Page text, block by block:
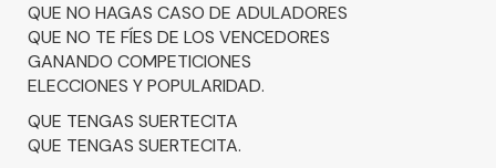
QUE NO HAGAS CASO DE ADULADORES
QUE NO TE FÍES DE LOS VENCEDORES
GANANDO COMPETICIONES
ELECCIONES Y POPULARIDAD.
QUE TENGAS SUERTECITA
QUE TENGAS SUERTECITA.